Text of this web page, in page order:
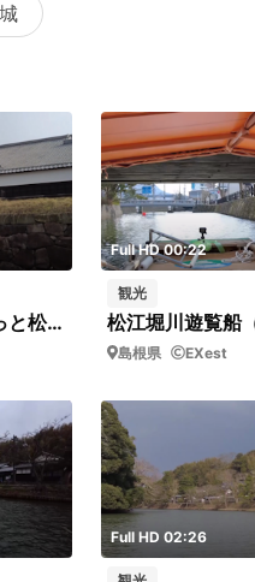
城
松江堀川遊覧船（ぐるっと松江堀川めぐり）_13_短02
Full HD 00:22
観光
島根県 EXest
Full HD 02:26